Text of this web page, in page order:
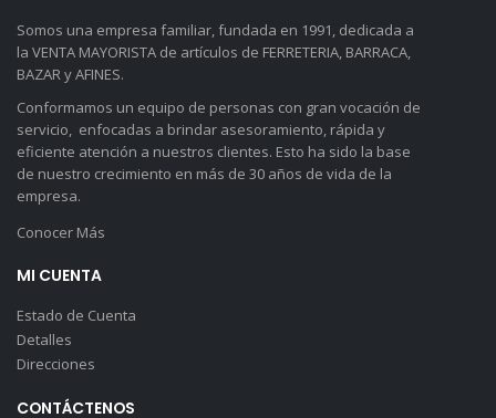
Somos una empresa familiar, fundada en 1991, dedicada a
la VENTA MAYORISTA de artículos de FERRETERIA, BARRACA,
BAZAR y AFINES.
Conformamos un equipo de personas con gran vocación de
servicio, enfocadas a brindar asesoramiento, rápida y
eficiente atención a nuestros clientes. Esto ha sido la base
de nuestro crecimiento en más de 30 años de vida de la
empresa.
Conocer Más
MI CUENTA
Estado de Cuenta
Detalles
Direcciones
CONTÁCTENOS